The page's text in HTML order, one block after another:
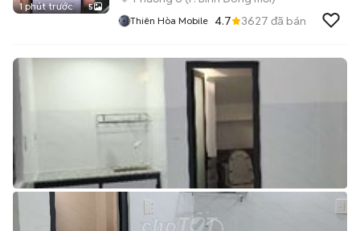
1 phút trước 5
Thiên Hòa Mobile 4.7 3627 đã bán